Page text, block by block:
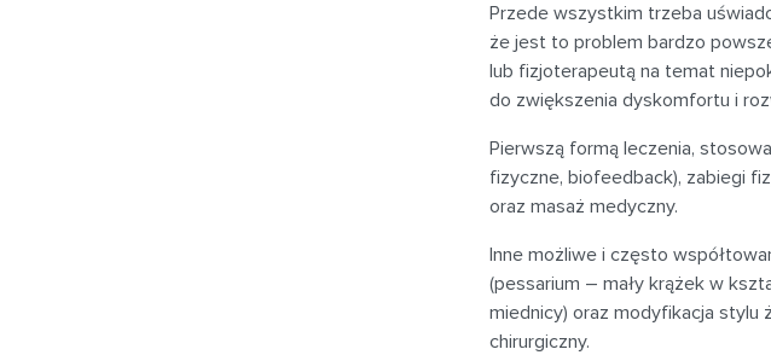
Przede wszystkim trzeba
że jest to problem bardzo
lub fizjoterapeutą na temat
do zwiększenia dyskomfortu i
Pierwszą formą leczenia,
fizyczne, biofeedback), zabiegi
oraz masaż medyczny.
Inne możliwe i często
(pessarium – mały krążek w
miednicy) oraz modyfikacja stylu
chirurgiczny.